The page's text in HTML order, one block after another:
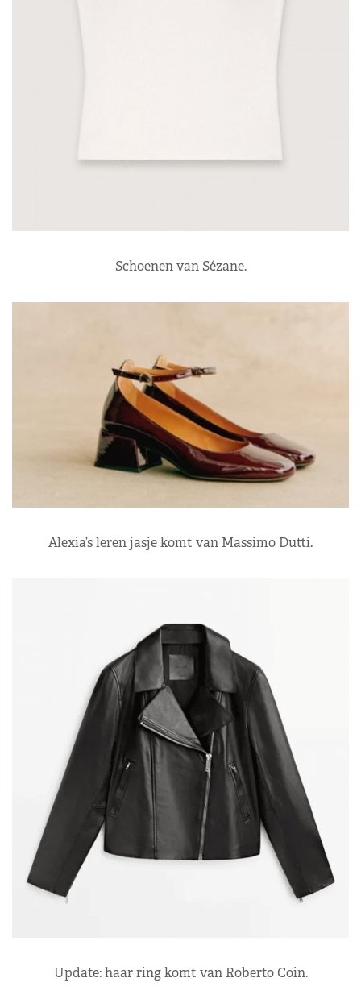
Schoenen van Sézane.
Alexia’s leren jasje komt van Massimo Dutti.
Update: haar ring komt van Roberto Coin.